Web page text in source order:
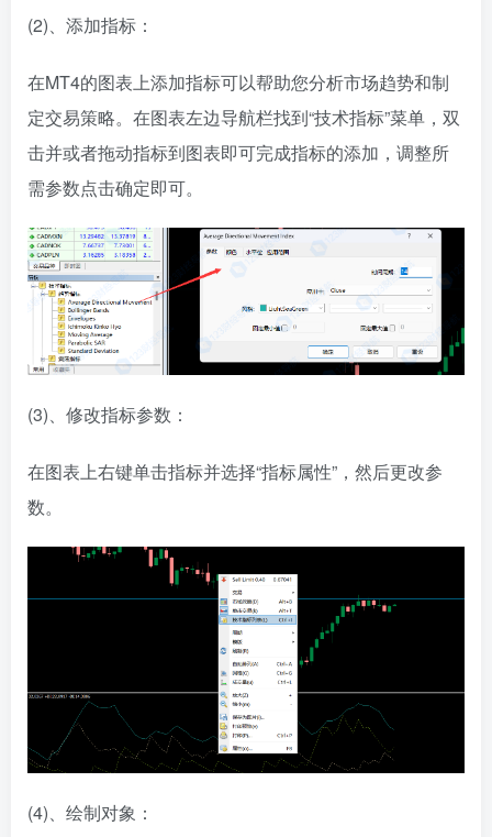
(2)、添加指标：
在MT4的图表上添加指标可以帮助您分析市场趋势和制
定交易策略。在图表左边导航栏找到“技术指标”菜单，双
击并或者拖动指标到图表即可完成指标的添加，调整所
需参数点击确定即可。
(3)、修改指标参数：
在图表上右键单击指标并选择“指标属性”，然后更改参
数。
(4)、绘制对象：